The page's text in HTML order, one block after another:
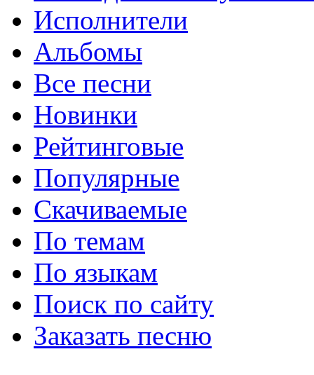
Исполнители
Альбомы
Все песни
Новинки
Рейтинговые
Популярные
Скачиваемые
По темам
По языкам
Поиск по сайту
Заказать песню